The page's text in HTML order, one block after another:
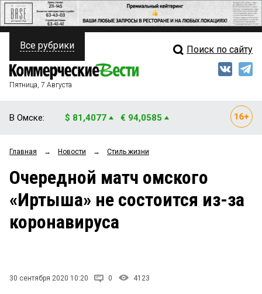
ПОЛИТИКА
ФИНАНСЫ
ОБЩЕСТВО
ЗАКОН
НОВОСТИ КОМПАНИЙ
Свежий выпуск
Рейтинги
Блоги
Все рубрики Поиск по сайту
Пятница, 7 Августа
В Омске: $ 81,4077 € 94,0585
Главная → Новости → Стиль жизни
Очередной матч омского
«Иртыша» не состоится из-за
коронавируса
30 сентября 2020 10:20 0 4123